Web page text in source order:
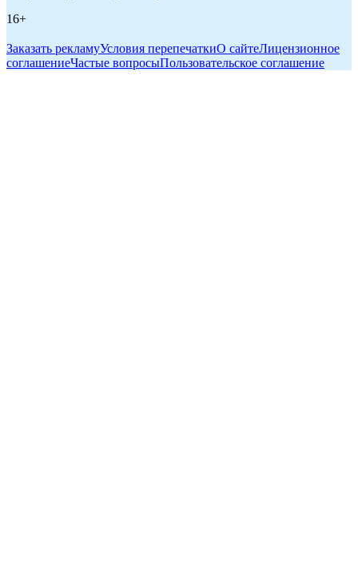
16+
Заказать рекламуУсловия перепечаткиО сайтеЛицензионное
соглашениеЧастые вопросыПользовательское соглашение